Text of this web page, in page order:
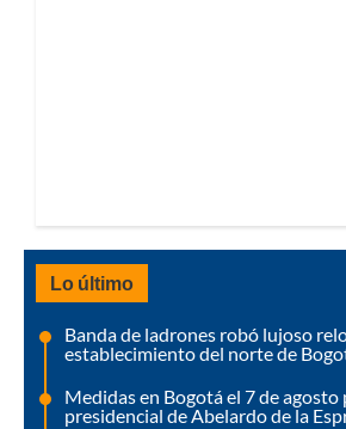
Lo último
Banda de ladrones robó lujoso
establecimiento del norte de
Medidas en Bogotá el 7 de agosto
presidencial de Abelardo de la